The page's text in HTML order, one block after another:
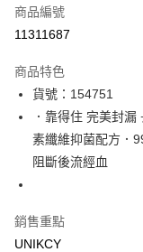
信用卡一次付款
LINE Pay
Apple Pay
街口支付
悠遊付
Google Pay
商品編號
11311687
商品特色
貨號：154751
．靠得住 完美封
素纖維抑菌配方．
阻斷後流經血
銷售重點
UNIKCY